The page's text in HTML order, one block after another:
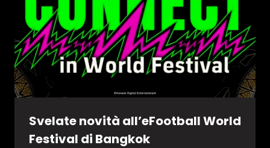
Svelate novità all’eFootball World
Festival di Bangkok